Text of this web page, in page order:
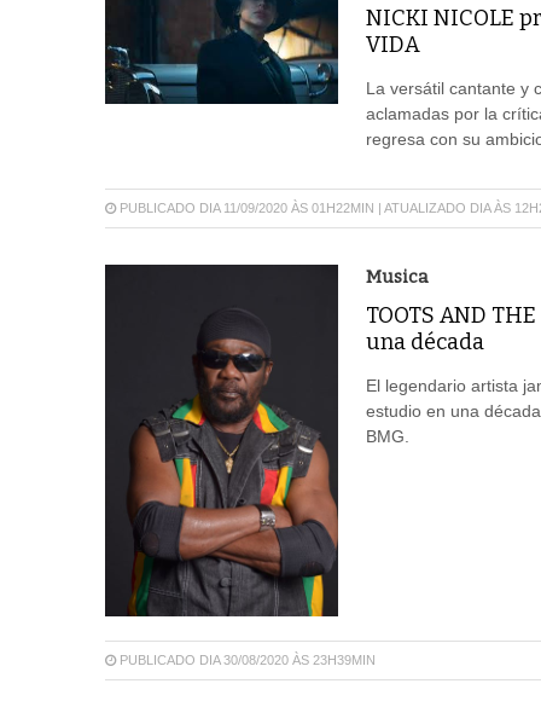
NICKI NICOLE
VIDA
La versátil cantante y
aclamadas por la
regresa con su
PUBLICADO DIA 11/09/2020 ÀS 01H22MIN | ATUALIZADO DIA ÀS
Musica
TOOTS AND
una década
El legendario artista
estudio en una
BMG.
PUBLICADO DIA 30/08/2020 ÀS 23H39MIN